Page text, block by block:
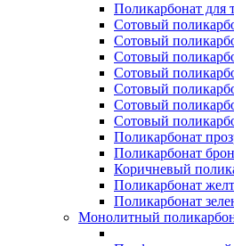
Поликарбонат для
Сотовый
Сотовый
Сотовый
Сотовый
Сотовый
Сотовый
Сотовый
Поликарбонат
Поликарбонат
Коричневый
Поликарбонат
Поликарбонат
Монолитный